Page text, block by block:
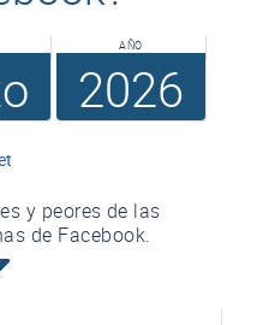
AÑO
2026
y peores de las
de Facebook.